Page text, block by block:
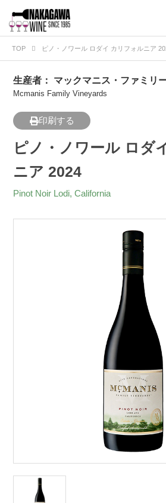
TOP ピノ・ノワール ロダイ カリフォルニア
生産者： マックマニス・ファミリ
Mcmanis Family Vineyards
印刷する
ピノ・ノワール ロダ
ニア 2024
Pinot Noir Lodi, California